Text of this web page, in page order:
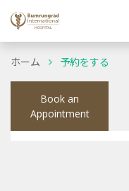
ホーム 予約をする
Book an
Appointment